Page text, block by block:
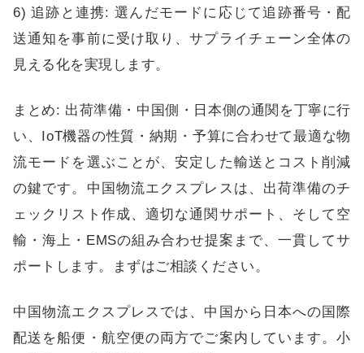
6) 追跡と連携: 選んだモードに応じて追跡番号・配
送通知を事前に受け取り、サプライチェーン全体の
見える化を実現します。
まとめ: 出荷準備・中国側・日本側の通関を丁寧に行
い、IoT機器の性質・納期・予算に合わせて最適な物
流モードを選ぶことが、安定した輸送とコスト削減
の鍵です。中国物流エクスプレスは、出荷準備のチ
ェックリスト作成、適切な通関サポート、そして空
輸・海上・EMSの組み合わせ提案まで、一貫してサ
ポートします。まずはご相談ください。
中国物流エクスプレス では、中国から日本への国際
配送を船便・航空便の両方でご案内しています。小